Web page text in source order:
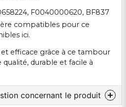
F0040000620, BF837
compatibles pour ce
ici.
efficace grâce à ce tambour
durable et facile à
concernant le produit